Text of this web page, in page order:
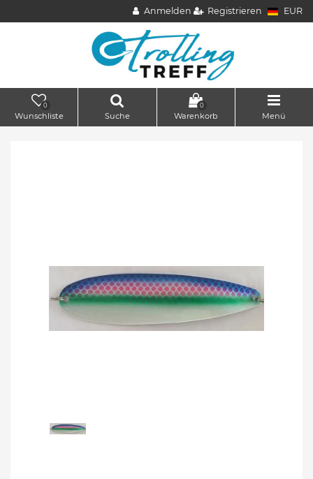
Anmelden Registrieren EUR
0
Wunschliste Suche
0
Warenkorb Menü